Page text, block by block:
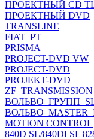
ПРОЕКТНЫЙ CD
ПРОЕКТНЫЙ DVD
TRANSLINE
FIAT_PT
PRISMA
PROJECT-DVD VW
PROJECT-DVD
PROJEKT-DVD
ZF_TRANSMISSION
MOTION CONTROL
840D SL/840DI SL